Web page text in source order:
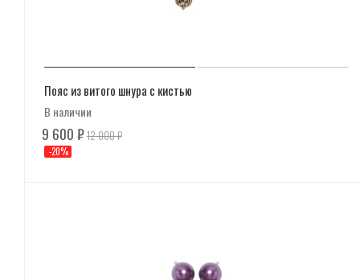
Пояс из витого шнура с кистью
В наличии
9 600 ₽12 000₽
-20%